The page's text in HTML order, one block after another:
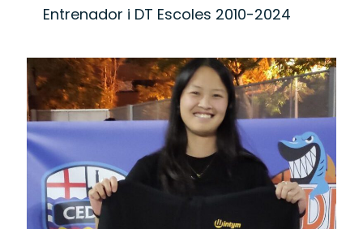
Entrenador i DT Escoles 2010-2024